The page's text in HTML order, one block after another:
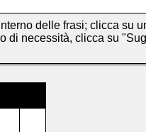
delle frasi; clicca su
di necessità, clicca su